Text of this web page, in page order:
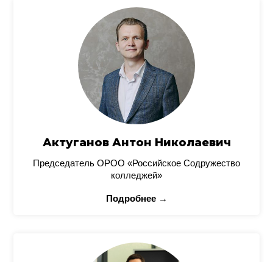
Актуганов Антон Николаевич
Председатель ОРОО «Российское Содружество
колледжей»
Подробнее →